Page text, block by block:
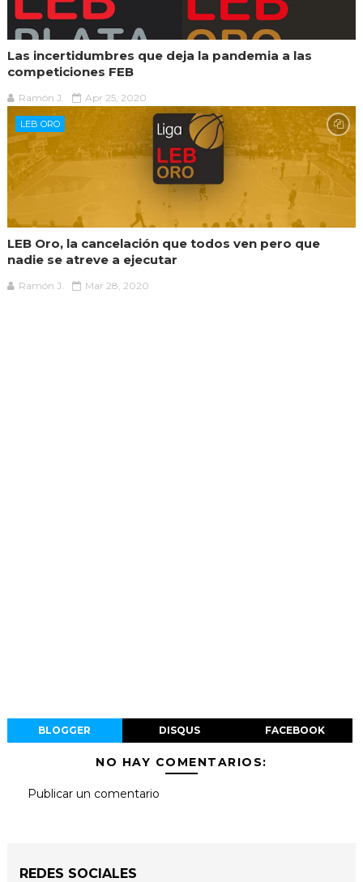
Las incertidumbres que deja la pandemia a las
competiciones FEB
Ramón J. Apr 25, 2020
LEB ORO
LEB Oro, la cancelación que todos ven pero que
nadie se atreve a ejecutar
Ramón J. Mar 28, 2020
BLOGGER DISQUS FACEBOOK
NO HAY COMENTARIOS:
Publicar un comentario
REDES SOCIALES